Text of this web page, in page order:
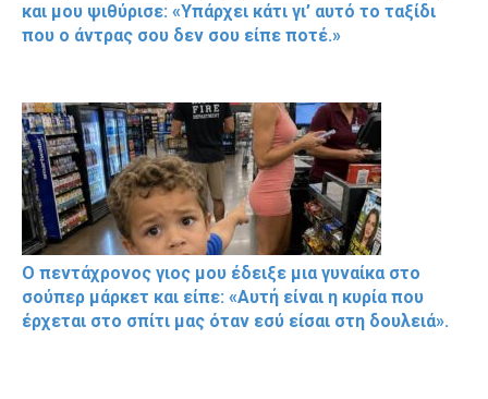
και μου ψιθύρισε: «Υπάρχει κάτι γι’ αυτό το ταξίδι
που ο άντρας σου δεν σου είπε ποτέ.»
Ο πεντάχρονος γιος μου έδειξε μια γυναίκα στο
σούπερ μάρκετ και είπε: «Αυτή είναι η κυρία που
έρχεται στο σπίτι μας όταν εσύ είσαι στη δουλειά».